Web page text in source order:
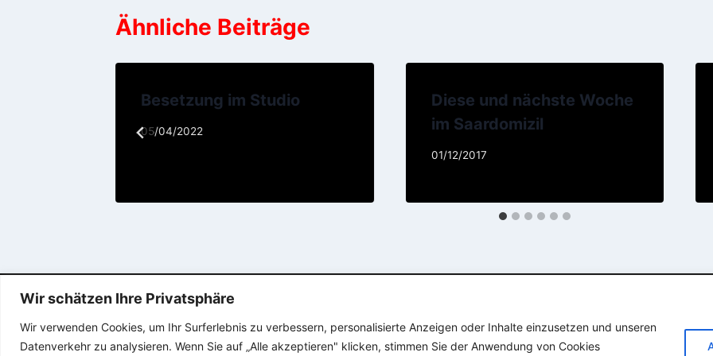
Wir schätzen Ihre Privatsphäre
Wir verwenden Cookies, um Ihr Surferlebnis zu verbessern, personalisierte Anzeigen oder Inhalte einzusetzen und unseren
Datenverkehr zu analysieren. Wenn Sie auf „Alle akzeptieren" klicken, stimmen Sie der Anwendung von Cookies
Ähnliche Beiträge
Besetzung im Studio
05/04/2022
Diese und nächste Woche
im Saardomizil
01/12/2017
© 2026 SAARDOMIZIL